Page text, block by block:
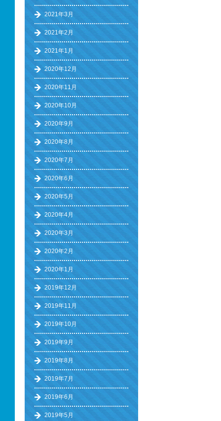
2021年3月
2021年2月
2021年1月
2020年12月
2020年11月
2020年10月
2020年9月
2020年8月
2020年7月
2020年6月
2020年5月
2020年4月
2020年3月
2020年2月
2020年1月
2019年12月
2019年11月
2019年10月
2019年9月
2019年8月
2019年7月
2019年6月
2019年5月